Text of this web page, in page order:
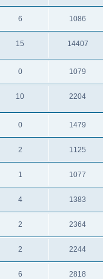
6 1086
15 14407
0 1079
10 2204
0 1479
2 1125
1 1077
4 1383
2 2364
2 2244
6 2818